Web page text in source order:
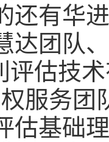
还有华
达团队
评估技
服务团
估基础